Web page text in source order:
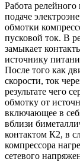
Работа
подаче
обмотки
пусковой ток. В
замыкает
источнику
После того как
скорости, ток
результате чего
обмотку от
включающее в
вблизи
контактом К2, в
компрессора
сетевого